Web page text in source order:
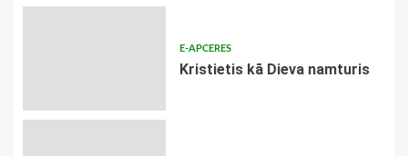
E-APCERES
Kristietis kā Dieva namturis